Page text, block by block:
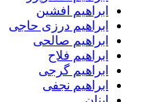
ابراهیم افشین
ابراهیم درزی حاجی
ابراهیم صالحی
ابراهیم فلاح
ابراهیم گرجی
ابراهیم نجفی